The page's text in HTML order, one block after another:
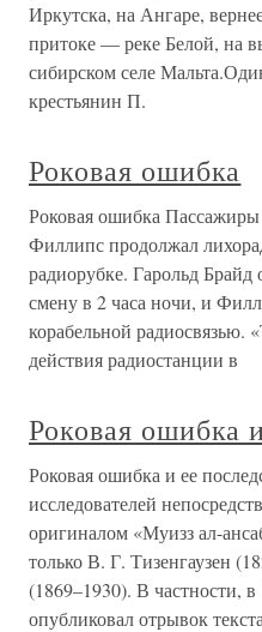
Иркутска, на Ангаре,
притоке — реке Белой, на
сибирском селе
крестьянин П.
Роковая ошибка
Роковая ошибка
Филлипс продолжал
радиорубке. Гарольд
смену в 2 часа ночи, и
корабельной радиосвязью.
действия радиостанции в
Роковая ошибка
Роковая ошибка и ее
исследователей
оригиналом «Муизз ал-
только В. Г. Тизенгаузен
(1869–1930). В частности,
опубликовал отрывок